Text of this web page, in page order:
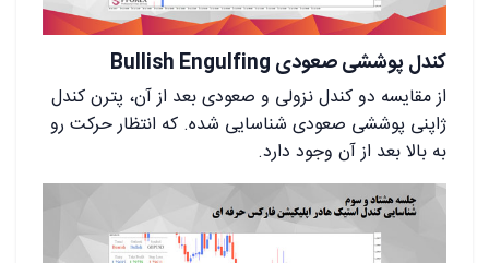
کندل پوششی صعودی Bullish Engulfing
از مقایسه دو کندل نزولی و صعودی بعد از آن، پترن کندل
ژاپنی پوششی صعودی شناسایی شده. که انتظار حرکت رو
به بالا بعد از آن وجود دارد.